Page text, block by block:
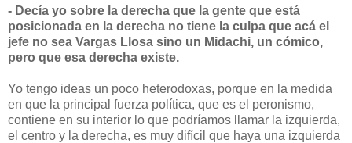
- Decía yo sobre la derecha que la gente que está
posicionada en la derecha no tiene la culpa que acá el
jefe no sea Vargas Llosa sino un Midachi, un cómico,
pero que esa derecha existe.
Yo tengo ideas un poco heterodoxas, porque en la medida
en que la principal fuerza política, que es el peronismo,
contiene en su interior lo que podríamos llamar la izquierda,
el centro y la derecha, es muy difícil que haya una izquierda